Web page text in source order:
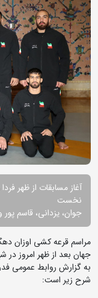
نخست
جوان، یزدانی، قاسم
مراسم قرعه کشی اوزان
جهان بعد از ظهر امروز در
به گزارش روابط عمومی
شرح زیر است: